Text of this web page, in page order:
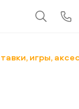
игры,